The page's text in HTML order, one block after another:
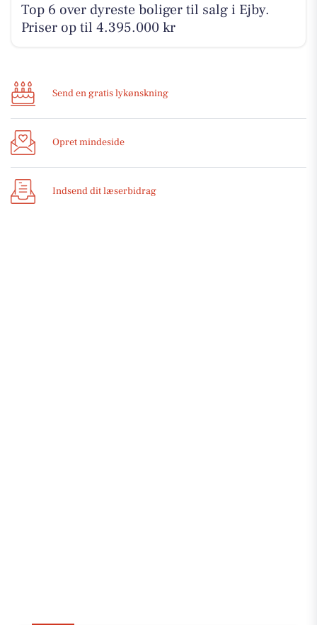
Top 6 over dyreste boliger til salg i Ejby.
Priser op til 4.395.000 kr
Send en gratis lykønskning
Opret mindeside
Indsend dit læserbidrag